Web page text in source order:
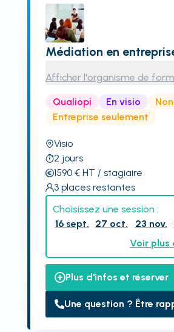
Médiation en
Afficher l'organisme de
Qualiopi En visio
Entreprise seulement
Visio
2 jours
1590€ HT / stagiaire
3 places restantes
Choisissez une session :
16 sept.
27 oct. 23 nov.
Voir plus
Plus d'infos et réserver
Une question ? Être